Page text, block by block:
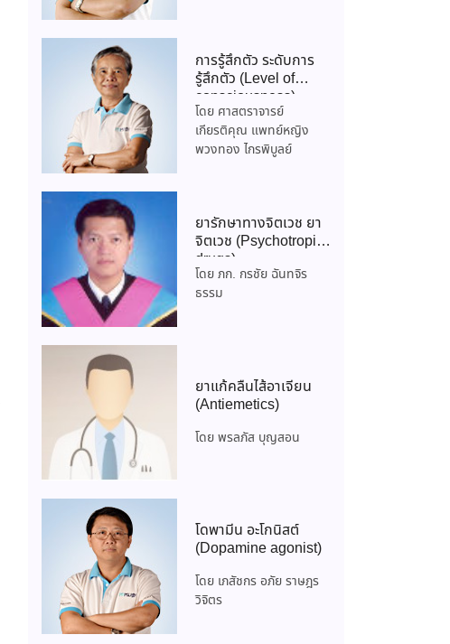
การรู้สึกตัว ระดับการ
รู้สึกตัว (Level of
consciousness)
โดย ศาสตราจารย์
เกียรติคุณ แพทย์หญิง
พวงทอง ไกรพิบูลย์
ยารักษาทางจิตเวช ยา
จิตเวช (Psychotropics
drugs)
โดย ภก. กรชัย ฉันทจิร
ธรรม
ยาแก้คลื่นไส้อาเจียน
(Antiemetics)
โดย พรลภัส บุญสอน
โดพามีน อะโกนิสต์
(Dopamine agonist)
โดย เภสัชกร อภัย ราษฎร
วิจิตร